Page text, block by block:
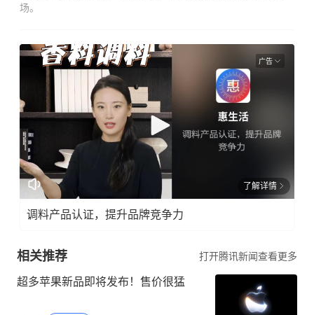
场。
广告
了解详情
调料产品认证，提升品牌竞争力
相关推荐 打开腾讯新闻查看更多
超多苹果新品即将发布！售价很猛